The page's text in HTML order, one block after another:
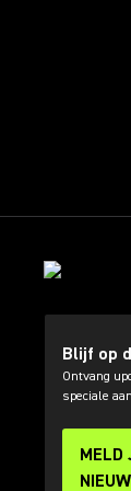
Blijf op
Ontvang
speciale
MELD